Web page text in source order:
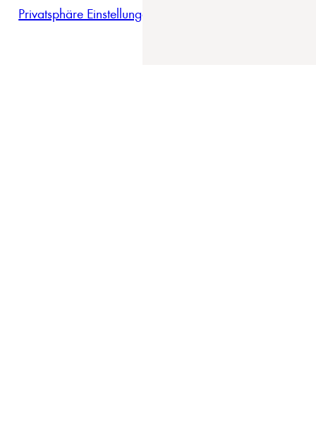
Privatsphäre Einstellungen